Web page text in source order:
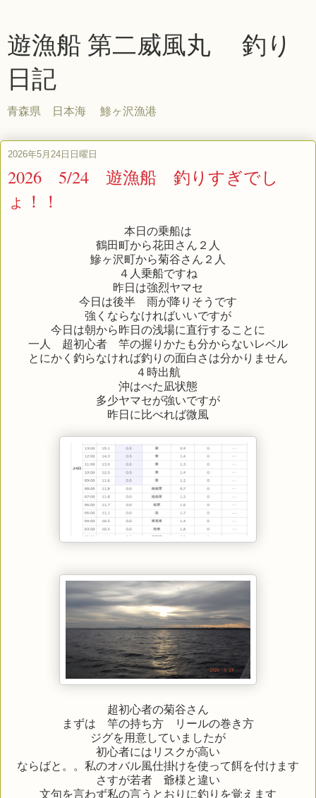
遊漁船 第二威風丸 釣り
日記
青森県 日本海 鯵ヶ沢漁港
2026年5月24日日曜日
2026 5/24 遊漁船 釣りすぎでし
ょ！！
本日の乗船は
鶴田町から花田さん２人
鰺ヶ沢町から菊谷さん２人
４人乗船ですね
昨日は強烈ヤマセ
今日は後半 雨が降りそうです
強くならなければいいですが
今日は朝から昨日の浅場に直行することに
一人 超初心者 竿の握りかたも分からないレベル
とにかく釣らなければ釣りの面白さは分かりません
４時出航
沖はべた凪状態
多少ヤマセが強いですが
昨日に比べれば微風
超初心者の菊谷さん
まずは 竿の持ち方 リールの巻き方
ジグを用意していましたが
初心者にはリスクが高い
ならばと。。私のオバル風仕掛けを使って餌を付けます
さすが若者 爺様と違い
文句を言わず私の言うとおりに釣りを覚えます